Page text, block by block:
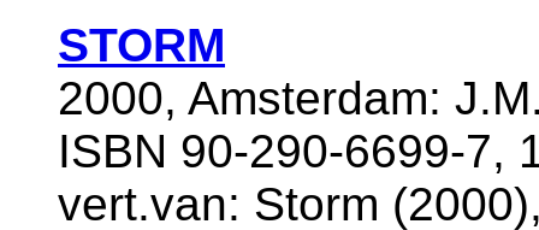
STORM
2000, Amsterdam:
ISBN 90-290-6699-7,
vert.van: Storm